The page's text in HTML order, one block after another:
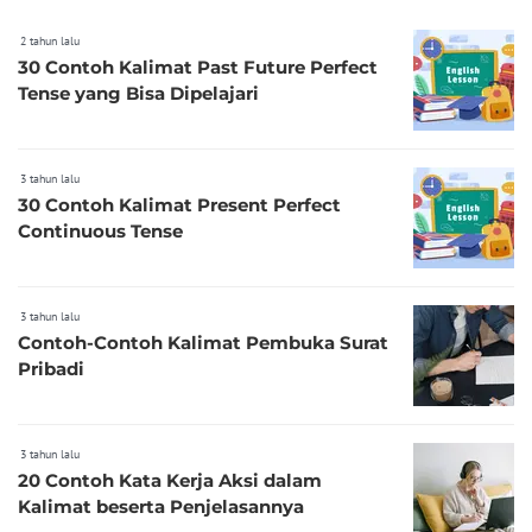
2 tahun lalu
30 Contoh Kalimat Past Future Perfect
Tense yang Bisa Dipelajari
3 tahun lalu
30 Contoh Kalimat Present Perfect
Continuous Tense
3 tahun lalu
Contoh-Contoh Kalimat Pembuka Surat
Pribadi
3 tahun lalu
20 Contoh Kata Kerja Aksi dalam
Kalimat beserta Penjelasannya